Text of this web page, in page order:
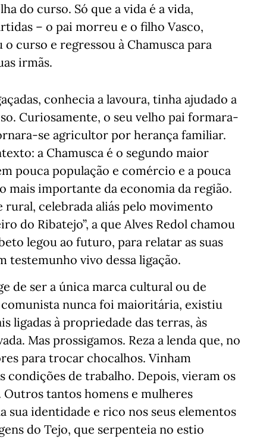
do curso. Só que a vida é a vida,
– o pai morreu e o filho Vasco,
curso e regressou à Chamusca para
irmãs.
conhecia a lavoura, tinha ajudado a
Curiosamente, o seu velho pai formara-
se agricultor por herança familiar.
a Chamusca é o segundo maior
pouca população e comércio e a pouca
mais importante da economia da região.
celebrada aliás pelo movimento
do Ribatejo”, a que Alves Redol chamou
legou ao futuro, para relatar as suas
testemunho vivo dessa ligação.
de ser a única marca cultural ou de
nunca foi maioritária, existiu
ligadas à propriedade das terras, às
Mas prossigamos. Reza a lenda que, no
para trocar chocalhos. Vinham
condições de trabalho. Depois, vieram os
Outros tantos homens e mulheres
sua identidade e rico nos seus elementos
do Tejo, que serpenteia no estio